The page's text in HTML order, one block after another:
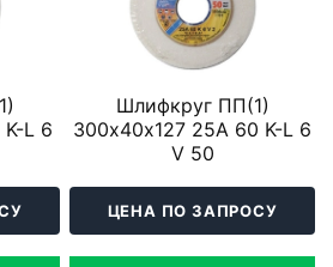
L 6
Шлифкруг ПП(1)
300х40х127 25A 60 K-L 6
V 50
ЦЕНА ПО ЗАПРОСУ